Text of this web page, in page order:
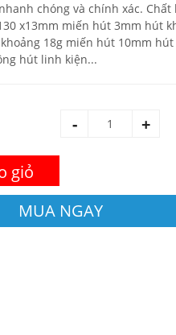
chóng và chính xác. Chất
x13mm miến hút 3mm hút
18g miến hút 10mm hút
hút linh kiện...
- +
giỏ
MUA NGAY